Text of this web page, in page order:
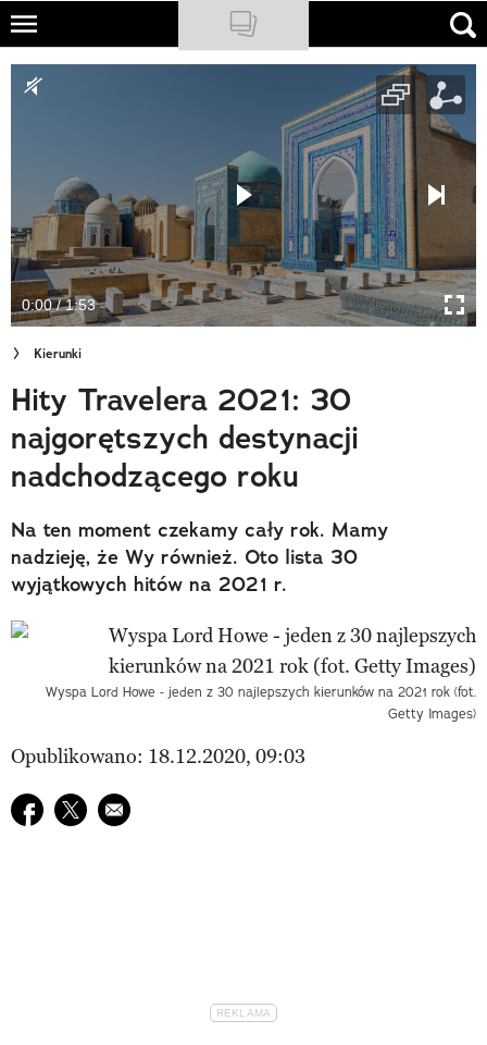
Skip
main
NATIONAL GEOGRAPHIC
Sklep
Newsletter
Cuda Polski
Wielki Konkurs Fotograficzny
Trendbook Podróżniczy
Polecane
0:00 / 1:53
Kierunki
Hity Travelera 2021: 30
najgorętszych destynacji
nadchodzącego roku
Na ten moment czekamy cały rok. Mamy
nadzieję, że Wy również. Oto lista 30
wyjątkowych hitów na 2021 r.
Wyspa Lord Howe - jeden z 30 najlepszych kierunków na 2021 rok (fot.
Getty Images)
Opublikowano: 18.12.2020, 09:03
Udostępnij na facebook
Udostępnij na twitter
E-mail do przyjaciela